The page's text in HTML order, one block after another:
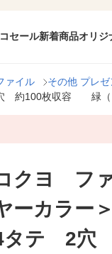
セール新着商品オリジ
ァイル
その他 プレ
穴 約100枚収容 緑
クヨ フ
ーカラー
タテ 2穴